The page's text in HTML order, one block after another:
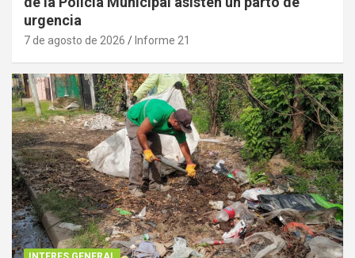
urgencia
7 de agosto de 2026 Informe 21